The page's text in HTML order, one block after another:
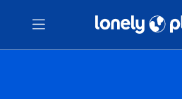
Menu